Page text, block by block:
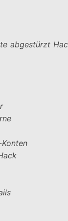
abgestürzt